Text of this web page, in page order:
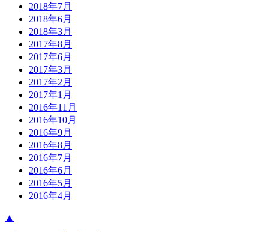
2018年7月
2018年6月
2018年3月
2017年8月
2017年6月
2017年3月
2017年2月
2017年1月
2016年11月
2016年10月
2016年9月
2016年8月
2016年7月
2016年6月
2016年5月
2016年4月
▲